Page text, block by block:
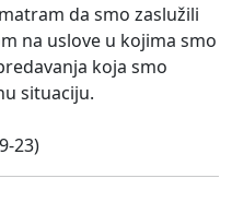
da smo zaslužili
na uslove u kojima smo
koja smo
situaciju.
23)